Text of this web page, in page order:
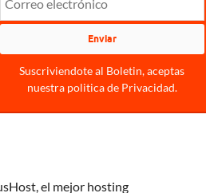
Suscriviendote al Boletin, aceptas
nuestra politica de Privacidad.